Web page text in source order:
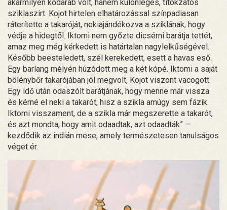
akármilyen kődarab volt, hanem különleges, titokzatos
sziklaszirt. Kojot hirtelen elhatározással színpadiasan
ráterítette a takaróját, nekiajándékozva a sziklának, hogy
védje a hidegtől. Iktomi nem győzte dicsérni barátja tettét,
amaz meg még kérkedett is határtalan nagylelkűségével.
Később beesteledett, szél kerekedett, esett a havas eső.
Egy barlang mélyén húzódott meg a két kópé. Iktomi a saját
bölénybőr takarójában jól megvolt, Kojot viszont vacogott.
Egy idő után odaszólt barátjának, hogy menne már vissza
és kérné el neki a takarót, hisz a szikla amúgy sem fázik.
Iktomi visszament, de a szikla már megszerette a takarót,
és azt mondta, hogy amit odaadtak, azt odaadták” —
kezdődik az indián mese, amely természetesen tanulságos
véget ér.